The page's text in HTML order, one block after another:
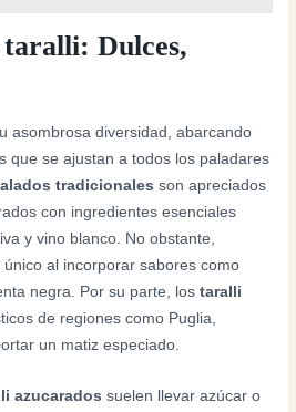
taralli: Dulces,
asombrosa diversidad, abarcando
que se ajustan a todos los paladares
tradicionales son apreciados
con ingredientes esenciales
y vino blanco. No obstante,
al incorporar sabores como
negra. Por su parte, lostaralli
de regiones como Puglia,
un matiz especiado.
azucarados suelen llevar azúcar o